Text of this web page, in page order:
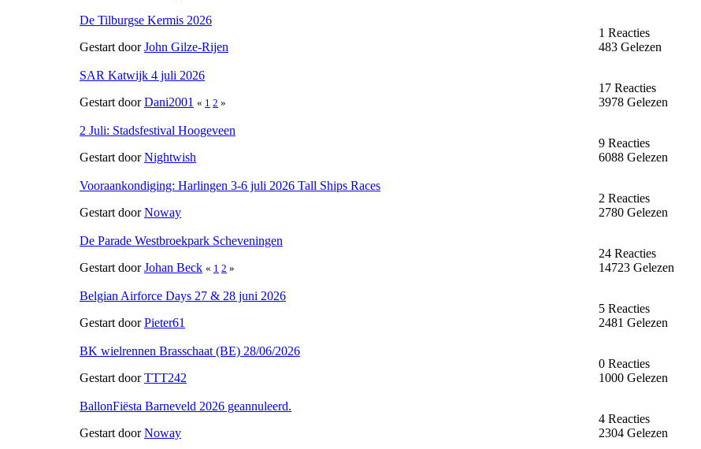
De Tilburgse Kermis 2026
Gestart doorJohn Gilze-Rijen
1 Reacties
483 Gelezen
SAR Katwijk 4 juli 2026
Gestart doorDani2001 « 1 2 »
17 Reacties
3978 Gelezen
2 Juli: Stadsfestival Hoogeveen
Gestart doorNightwish
9 Reacties
6088 Gelezen
Vooraankondiging: Harlingen 3-6 juli 2026 Tall Ships Races
Gestart doorNoway
2 Reacties
2780 Gelezen
De Parade Westbroekpark Scheveningen
Gestart doorJohan Beck « 1 2 »
24 Reacties
14723 Gelezen
Belgian Airforce Days 27 & 28 juni 2026
Gestart doorPieter61
5 Reacties
2481 Gelezen
BK wielrennen Brasschaat (BE) 28/06/2026
Gestart doorTTT242
0 Reacties
1000 Gelezen
BallonFiësta Barneveld 2026 geannuleerd.
Gestart doorNoway
4 Reacties
2304 Gelezen